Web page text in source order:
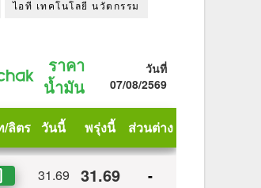
ไอที เทคโนโลยี นวัตกรรม